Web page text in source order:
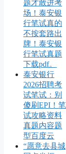
题才敢进考
场！泰安银
行笔试真的
不按套路出
牌！泰安银
行笔试真题
下载pdf。
泰安银行
2026招聘考
试笔试：别
傻刷EPI！笔
试攻略资料
真题内容题
型百度云
“愿意去县城